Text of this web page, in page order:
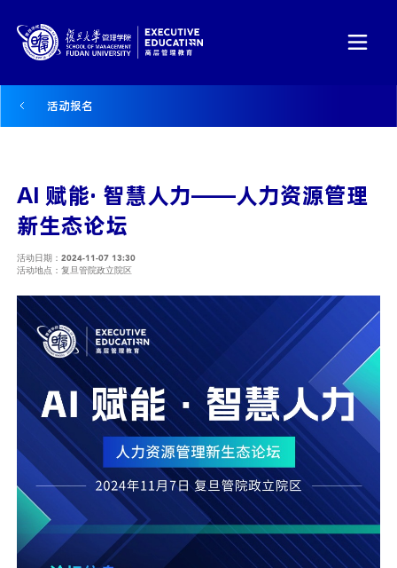
活动报名
AI 赋能· 智慧人力——人力资源管理
新生态论坛
活动日期：2024-11-07 13:30
活动地点：复旦管院政立院区